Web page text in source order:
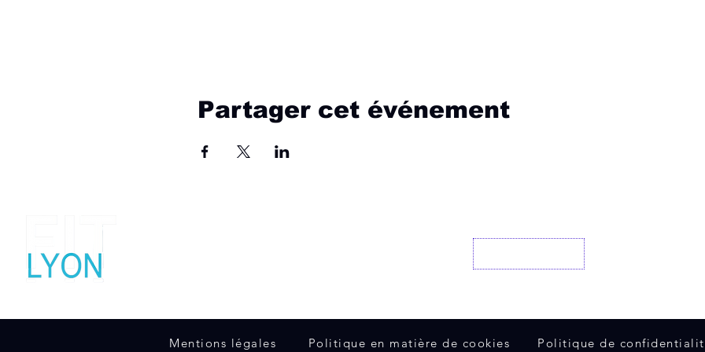
Partager cet événement
Mentions légales Politique en matière de cookies Politique de